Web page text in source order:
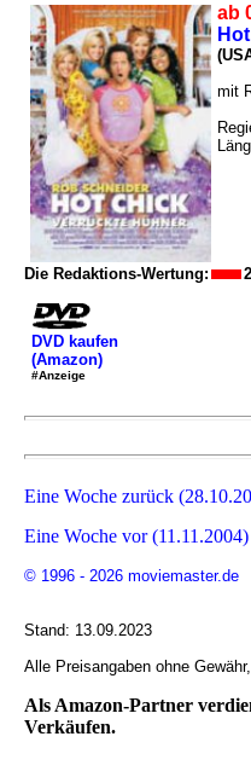
ab
mit
Die Redaktions-Wertung:
DVD kaufen
(Amazon)
#Anzeige
Eine Woche zurück
Eine Woche vor (11.11.2004)
© 1996 - 2026 moviemaster.de
Stand: 13.09.2023
Alle Preisangaben ohne
Als Amazon-Partner
Verkäufen.